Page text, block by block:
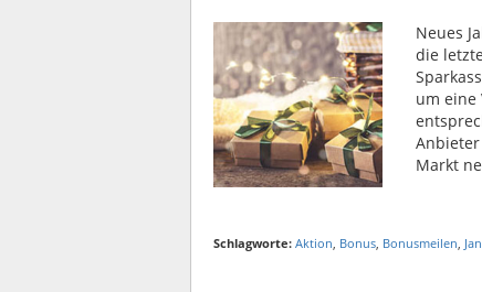
Neues
die
um eine
Markt
Schlagworte: Aktion, Bonus, Bonusmeilen,